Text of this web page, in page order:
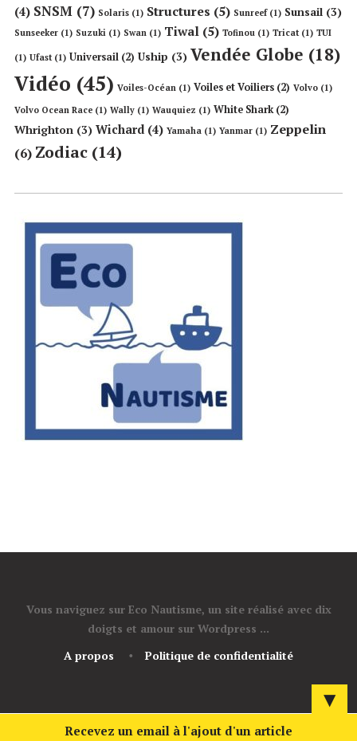
(4) SNSM (7) Solaris (1) Structures (5) Sunreef(1) Sunsail (3)
Sunseeker (1) Suzuki (1) Swan (1) Tiwal (5) Tofinou (1) Tricat (1) TUI
(1) Ufast (1) Universail (2) Uship (3) Vendée Globe (18)
Vidéo (45) Voiles-Océan (1) Voiles et Voiliers (2) Volvo (1)
Volvo Ocean Race (1) Wally (1) Wauquiez (1) White Shark(2)
Whrighton (3) Wichard (4) Yamaha (1) Yanmar (1) Zeppelin
(6) Zodiac (14)
Vous naviguez sur Eco Nautisme, un site réalisé avec dix
doigts et amour sur Wordpress ...
A propos
Politique de confidentialité
▼
Recevez un email à l'ajout d'un article